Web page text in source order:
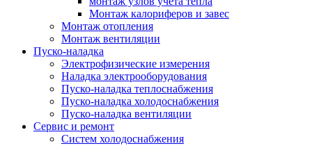
Монтаж калориферов и завес
Монтаж отопления
Монтаж вентиляции
Пуско-наладка
Электрофизические измерения
Наладка электрооборудования
Пуско-наладка теплоснабжения
Пуско-наладка холодоснабжения
Пуско-наладка вентиляции
Сервис и ремонт
Систем холодоснабжения